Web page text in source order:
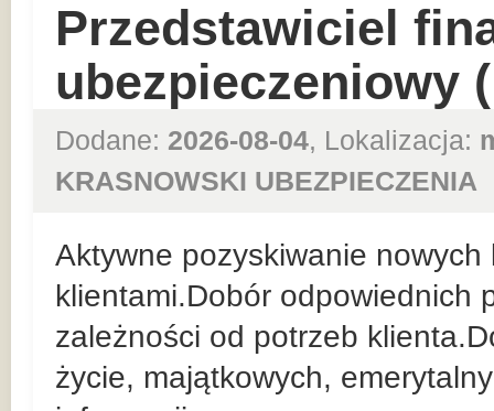
Przedstawiciel
ubezpieczeniowy
Dodane: 2026-08-04, Lokalizacja:
KRASNOWSKI UBEZPIECZENIA
Aktywne pozyskiwanie
klientami.Dobór odpowiednich
zależności od potrzeb
życie, majątkowych,